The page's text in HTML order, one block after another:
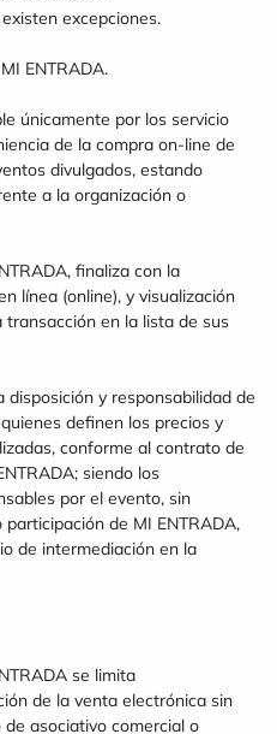
excepciones.
ENTRADA.
únicamente por los servicio
de la compra on-line de
divulgados, estando
a la organización o
finaliza con la
línea (online), y visualización
en la lista de sus
y responsabilidad de
definen los precios y
conforme al contrato de
siendo los
por el evento, sin
de MI ENTRADA,
de intermediación en la
se limita
de la venta electrónica sin
asociativo comercial o